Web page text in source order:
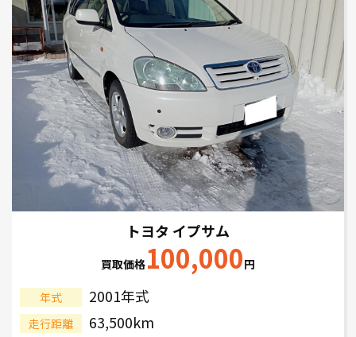
トヨタ イプサム
買取価格100,000円
年式 2001年式
走行距離 63,500km